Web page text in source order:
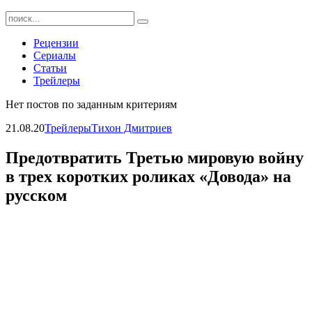
Найти:
Рецензии
Сериалы
Статьи
Трейлеры
Нет постов по заданным критериям
21.08.20ТрейлерыТихон Дмитриев
Предотвратить Третью мировую войну
в трех коротких роликах «Довода» на
русском